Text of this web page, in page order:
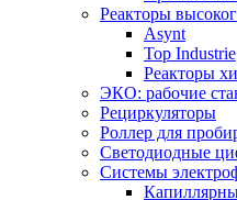
Реакторы
Asynt
Top Industrie
Реакторы
ЭКО: рабочие
Рециркуляторы
Роллер для
Светодиодные
Системы